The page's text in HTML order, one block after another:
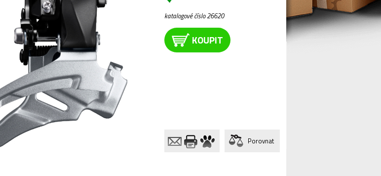
katalogové číslo 26620
KOUPIT
Porovnat